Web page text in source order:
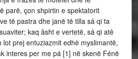
parë, çon shpirtin e spektatorit
të pastra dhe janë të tilla sá qi ta
kaq âsht e vertetë, sá qi atê
lot prej entuziazmit edhè myslimantë,
interes per me pá [1] në skenë Fénë